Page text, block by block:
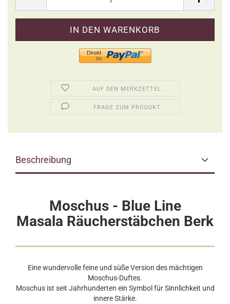
AUF DEN MERKZETTEL
FRAGE ZUM PRODUKT
Beschreibung
Moschus - Blue Line
Masala Räucherstäbchen Berk
Eine wundervolle feine und süße Version des mächtigen
Moschus-Duftes.
Moschus ist seit Jahrhunderten ein Symbol für Sinnlichkeit und
innere Stärke.